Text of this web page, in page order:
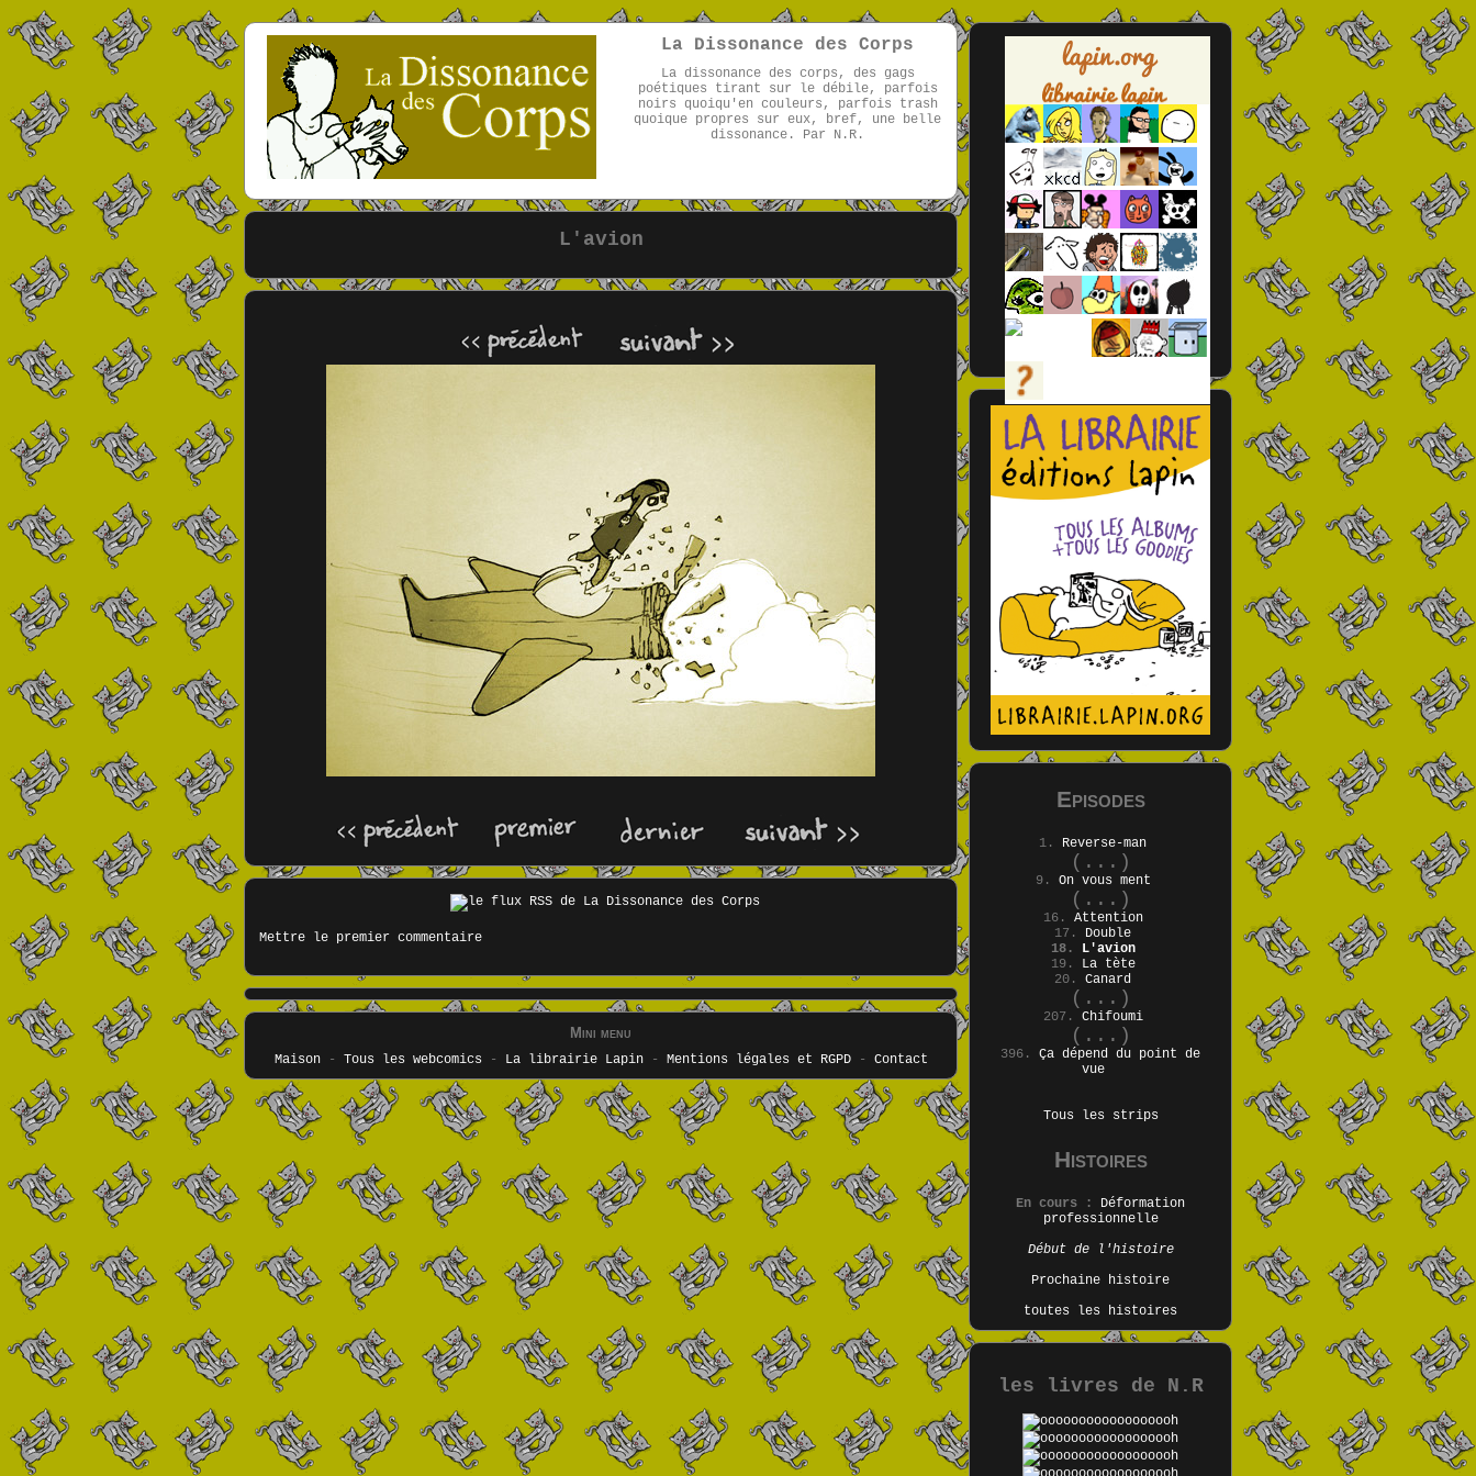
La Dissonance des Corps
La dissonance des corps, des gags
poétiques tirant sur le débile, parfois
noirs quoiqu'en couleurs, parfois trash
quoique propres sur eux, bref, une belle
dissonance. Par N.R.
L'avion
Mettre le premier commentaire
Mini menu
Maison- Tous les webcomics - La librairie Lapin- Mentions légales et RGPD- Contact
Episodes
1. Reverse-man
(...)
9. On vous ment
(...)
16. Attention
17. Double
18.
L'avion
19.
La tète
20. Canard
(...)
207. Chifoumi
(...)
396. Ça dépend du point de
vue
Tous les strips
Histoires
En cours :
Déformation
professionnelle
Début de l'histoire
Prochaine histoire
toutes les histoires
les livres de N.R